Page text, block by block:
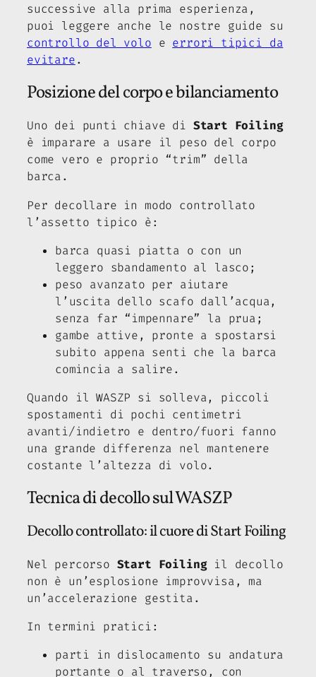
successive alla prima esperienza,
puoi leggere anche le nostre guide su
controllo del volo e errori tipici da
evitare.
Posizione del corpo e bilanciamento
Uno dei punti chiave di Start Foiling
è imparare a usare il peso del corpo
come vero e proprio “trim” della
barca.
Per decollare in modo controllato
l’assetto tipico è:
barca quasi piatta o con un
leggero sbandamento al lasco;
peso avanzato per aiutare
l’uscita dello scafo dall’acqua,
senza far “impennare” la prua;
gambe attive, pronte a spostarsi
subito appena senti che la barca
comincia a salire.
Quando il WASZP si solleva, piccoli
spostamenti di pochi centimetri
avanti/indietro e dentro/fuori fanno
una grande differenza nel mantenere
costante l’altezza di volo.
Tecnica di decollo sul WASZP
Decollo controllato: il cuore di Start Foiling
Nel percorso Start Foilingil decollo
non è un’esplosione improvvisa, ma
un’accelerazione gestita.
In termini pratici:
parti in dislocamento su andatura
portante o al traverso, con